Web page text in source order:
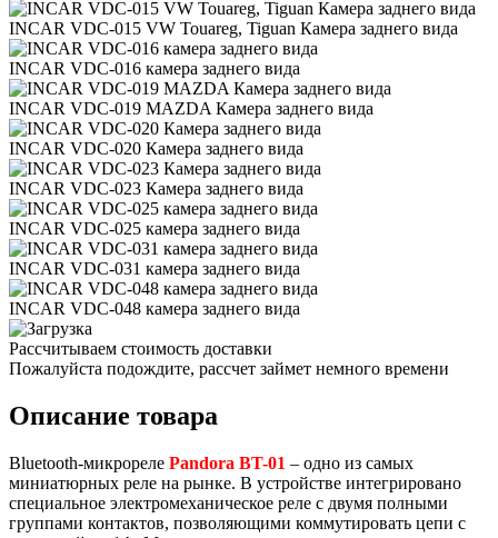
INCAR VDC-015 VW Touareg, Tiguan Камера заднего вида
INCAR VDC-016 камера заднего вида
INCAR VDC-019 MAZDA Камера заднего вида
INCAR VDC-020 Камера заднего вида
INCAR VDC-023 Камера заднего вида
INCAR VDC-025 камера заднего вида
INCAR VDC-031 камера заднего вида
INCAR VDC-048 камера заднего вида
Рассчитываем стоимость доставки
Пожалуйста подождите, рассчет займет немного времени
Описание товара
Bluetooth-микрореле Pandora BT-01 – одно из самых
миниатюрных реле на рынке. В устройстве интегрировано
специальное электромеханическое реле с двумя полными
группами контактов, позволяющими коммутировать цепи с